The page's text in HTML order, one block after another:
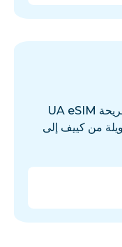
حافظتني باقة Unlimited على شريحة UA eSIM
من كييف إلى